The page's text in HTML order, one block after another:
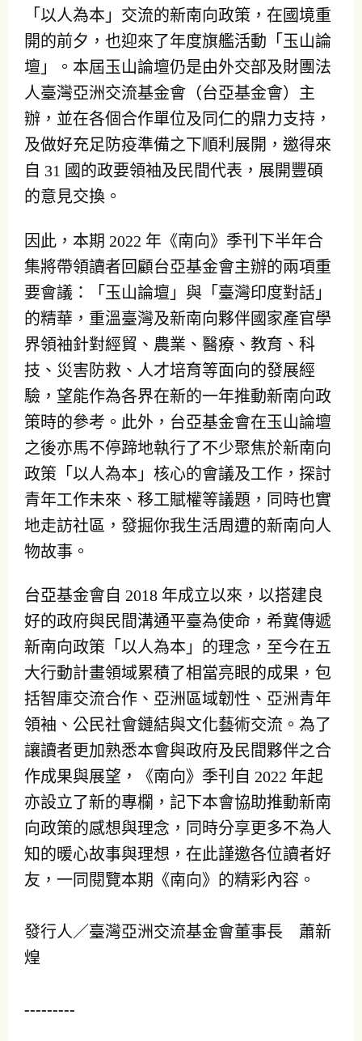
「以人為本」交流的新南向政策，在國境重
開的前夕，也迎來了年度旗艦活動「玉山論
壇」。本屆玉山論壇仍是由外交部及財團法
人臺灣亞洲交流基金會（台亞基金會）主
辦，並在各個合作單位及同仁的鼎力支持，
及做好充足防疫準備之下順利展開，邀得來
自 31 國的政要領袖及民間代表，展開豐碩
的意見交換。
因此，本期 2022 年《南向》季刊下半年合
集將帶領讀者回顧台亞基金會主辦的兩項重
要會議：「玉山論壇」與「臺灣印度對話」
的精華，重溫臺灣及新南向夥伴國家產官學
界領袖針對經貿、農業、醫療、教育、科
技、災害防救、人才培育等面向的發展經
驗，望能作為各界在新的一年推動新南向政
策時的參考。此外，台亞基金會在玉山論壇
之後亦馬不停蹄地執行了不少聚焦於新南向
政策「以人為本」核心的會議及工作，探討
青年工作未來、移工賦權等議題，同時也實
地走訪社區，發掘你我生活周遭的新南向人
物故事。
台亞基金會自 2018 年成立以來，以搭建良
好的政府與民間溝通平臺為使命，希冀傳遞
新南向政策「以人為本」的理念，至今在五
大行動計畫領域累積了相當亮眼的成果，包
括智庫交流合作、亞洲區域韌性、亞洲青年
領袖、公民社會鏈結與文化藝術交流。為了
讓讀者更加熟悉本會與政府及民間夥伴之合
作成果與展望，《南向》季刊自 2022 年起
亦設立了新的專欄，記下本會協助推動新南
向政策的感想與理念，同時分享更多不為人
知的暖心故事與理想，在此謹邀各位讀者好
友，一同閱覽本期《南向》的精彩內容。
發行人／臺灣亞洲交流基金會董事長 蕭新
煌
---------